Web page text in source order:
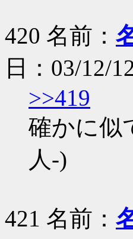
420 名前：
日：03/12/
>>419
確かに似
人-)
421 名前：